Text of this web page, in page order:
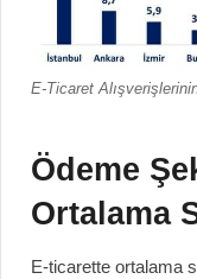
E-Ticaret
Ödeme
Ortalama
E-ticarette ortalama